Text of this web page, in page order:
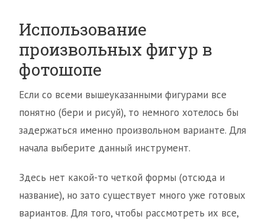
Использование
произвольных фигур в
фотошопе
Если со всеми вышеуказанными фигурами все
понятно (бери и рисуй), то немного хотелось бы
задержаться именно произвольном варианте. Для
начала выберите данный инструмент.
Здесь нет какой-то четкой формы (отсюда и
название), но зато существует много уже готовых
вариантов. Для того, чтобы рассмотреть их все,